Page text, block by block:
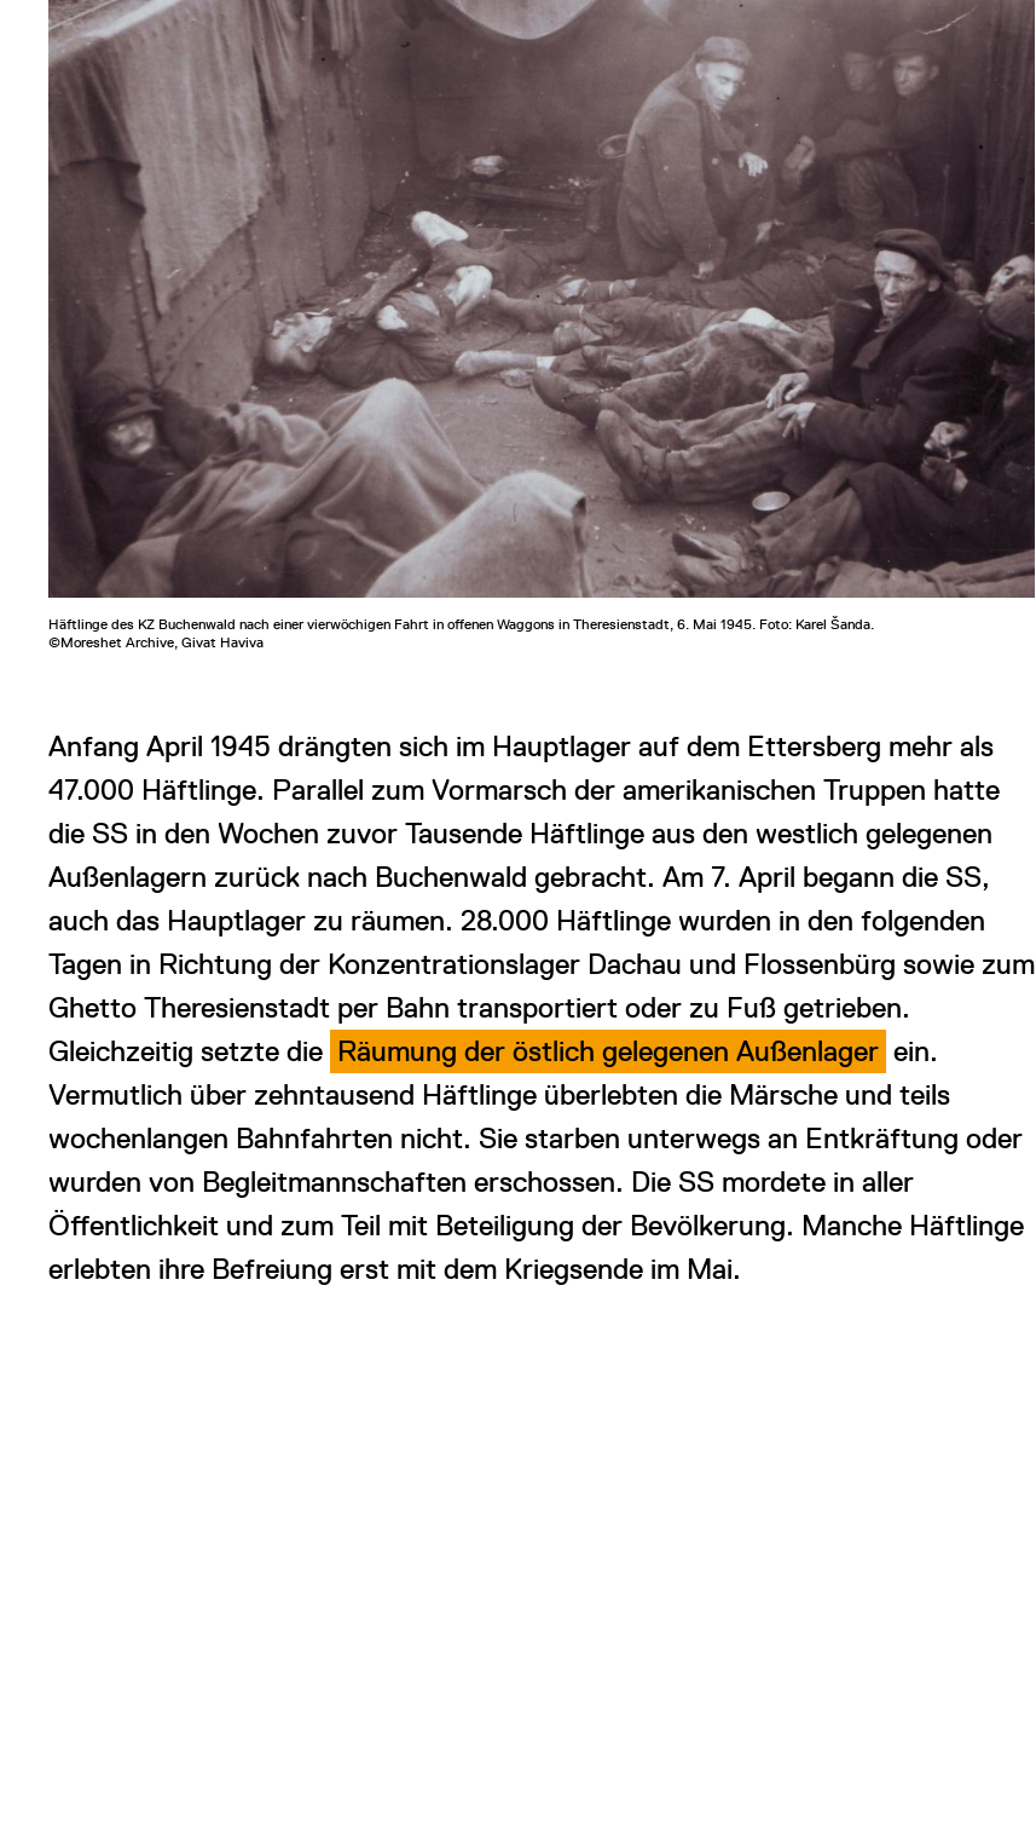
Häftlinge des KZ Buchenwald nach einer vierwöchigen Fahrt in offenen Waggons in Theresienstadt, 6. Mai 1945. Foto: Karel Šanda.
©Moreshet Archive, Givat Haviva
Anfang April 1945 drängten sich im Hauptlager auf dem Ettersberg mehr als
47.000 Häftlinge. Parallel zum Vormarsch der amerikanischen Truppen hatte
die SS in den Wochen zuvor Tausende Häftlinge aus den westlich gelegenen
Außenlagern zurück nach Buchenwald gebracht. Am 7. April begann die SS,
auch das Hauptlager zu räumen. 28.000 Häftlinge wurden in den folgenden
Tagen in Richtung der Konzentrationslager Dachau und Flossenbürg sowie zum
Ghetto Theresienstadt per Bahn transportiert oder zu Fuß getrieben.
Gleichzeitig setzte die Räumung der östlich gelegenen Außenlager ein.
Vermutlich über zehntausend Häftlinge überlebten die Märsche und teils
wochenlangen Bahnfahrten nicht. Sie starben unterwegs an Entkräftung oder
wurden von Begleitmannschaften erschossen. Die SS mordete in aller
Öffentlichkeit und zum Teil mit Beteiligung der Bevölkerung. Manche Häftlinge
erlebten ihre Befreiung erst mit dem Kriegsende im Mai.